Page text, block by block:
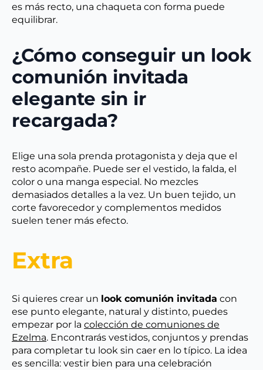
es más recto, una chaqueta con forma puede
equilibrar.
¿Cómo conseguir un look
comunión invitada
elegante sin ir
recargada?
Elige una sola prenda protagonista y deja que el
resto acompañe. Puede ser el vestido, la falda, el
color o una manga especial. No mezcles
demasiados detalles a la vez. Un buen tejido, un
corte favorecedor y complementos medidos
suelen tener más efecto.
Extra
Si quieres crear un look comunión invitada con
ese punto elegante, natural y distinto, puedes
empezar por la colección de comuniones de
Ezelma. Encontrarás vestidos, conjuntos y prendas
para completar tu look sin caer en lo típico. La idea
es sencilla: vestir bien para una celebración